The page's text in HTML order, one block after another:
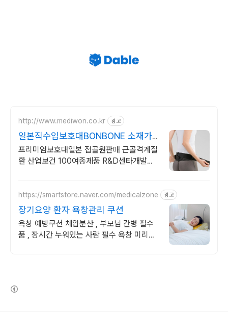
http://www.mediwon.co.kr 광고
일본직수입보호대BONBONE 소재가
다르다 가볍움부드러움
프리미엄보호대일본 접골원판매 근골격계질
환 산업보건 100여종제품 R&D센타개발제
https://smartstore.naver.com/medicalzone 광고
장기요양 환자 욕창관리 쿠션
욕창 예방쿠션 체압분산 , 부모님 간병 필수
품 , 장시간 누워있는 사람 필수 욕창 미리미